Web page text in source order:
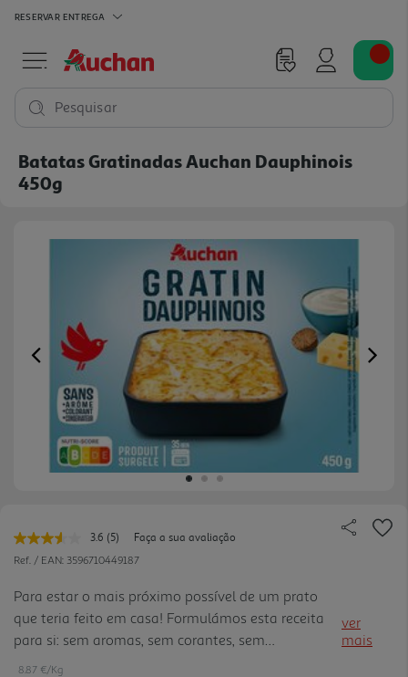
RESERVAR ENTREGA
Pesquisar
Batatas Gratinadas Auchan Dauphinois
450g
Previous
3.6 Leu
5
Link
para
a
página.
(5)
Faça a sua avaliação
Ref. / EAN: 3596710449187
Para estar o mais próximo possível de um prato
que teria feito em casa! Formulámos esta receita
para si: sem aromas, sem corantes, sem
conservantes.
ver
mais
8.87 €/Kg